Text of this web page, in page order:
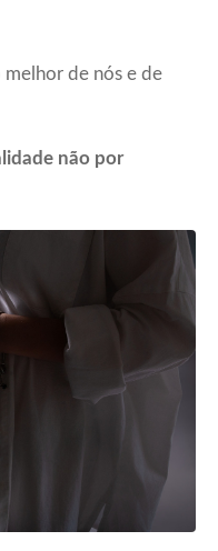
melhor de nós e de
não por